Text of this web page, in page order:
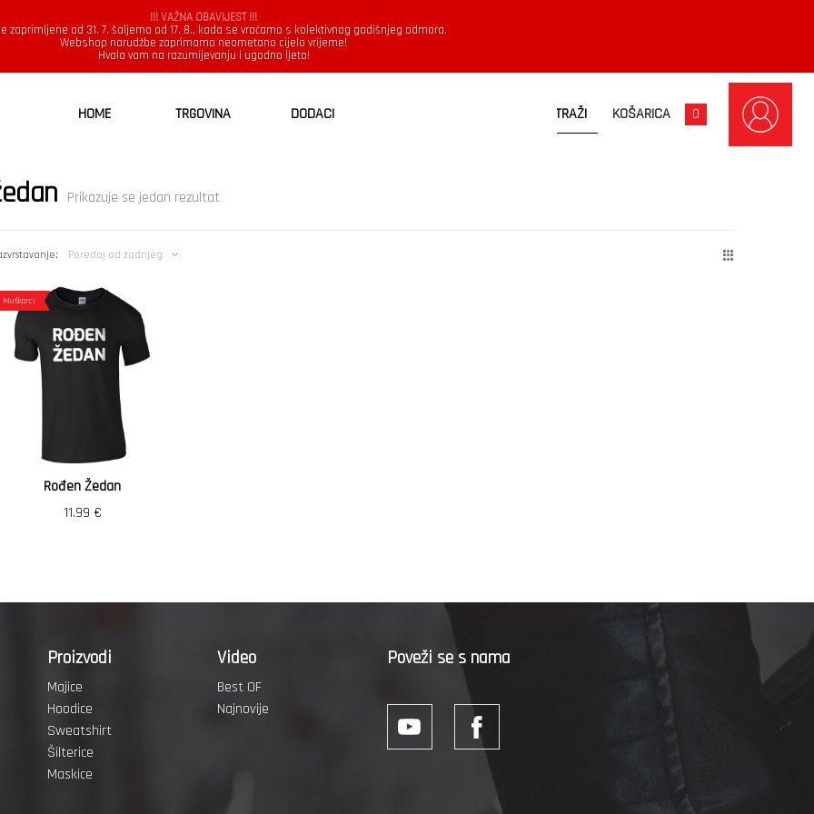
!!! VAŽNA OBAVIJEST !!!
zaprimljene od 31. 7. šaljemo od 17. 8., kada se vraćamo s kolektivnog godišnjeg odmora.
Webshop narudžbe zaprimamo neometano cijelo vrijeme!
Hvala vam na razumijevanju i ugodno ljeto!
HOME TRGOVINA DODACI KOŠARICA 0
Prikazuje se jedan rezultat
Poredaj od zadnjeg
Muškarci
Rođen Žedan
11.99 €
Proizvodi
Majice
Hoodice
Sweatshirt
Šilterice
Maskice
Video
Best OF
Najnovije
Poveži se s nama